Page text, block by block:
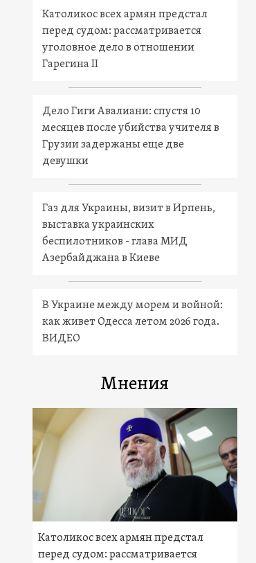
Католикос всех армян предстал
перед судом: рассматривается
уголовное дело в отношении
Гарегина II
Дело Гиги Авалиани: спустя 10
месяцев после убийства учителя в
Грузии задержаны еще две
девушки
Газ для Украины, визит в Ирпень,
выставка украинских
беспилотников - глава МИД
Азербайджана в Киеве
В Украине между морем и войной:
как живет Одесса летом 2026 года.
ВИДЕО
Мнения
Католикос всех армян предстал
перед судом: рассматривается